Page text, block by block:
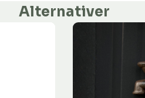
Alternativer